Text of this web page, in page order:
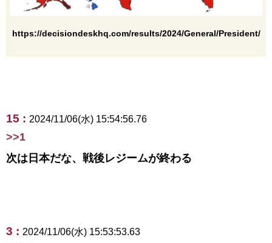
https://decisiondeskhq.com/results/2024/General/President/
15 : 2024/11/06(水) 15:54:56.76
>>1
次は日本だな、戦後レジームが終わる
3 : 2024/11/06(水) 15:53:53.63